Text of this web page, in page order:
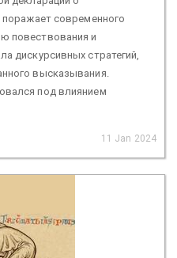
поражает современного
повествования и
дискурсивных стратегий,
высказывания.
под влиянием
11 Jan 2024